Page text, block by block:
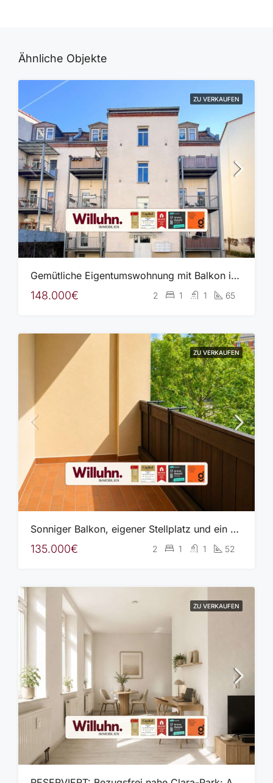
Ähnliche Objekte
ZU VERKAUFEN
Gemütliche Eigentumswohnung mit Balkon in gepflegter Wohnanlage
148.000€ 2 1 1 65
ZU VERKAUFEN
Sonniger Balkon, eigener Stellplatz und ein durchdachter Grundriss
135.000€ 2 1 1 52
ZU VERKAUFEN